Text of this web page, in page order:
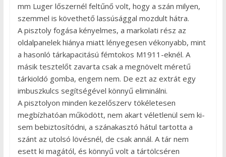
mm Luger lőszernél feltűnő volt, hogy a szán milyen,
szemmel is követhető lassúsággal mozdult hátra.
A pisztoly fogása kényelmes, a markolati rész az
oldalpanelek hiánya miatt lényegesen vékonyabb, mint
a hasonló tárkapacitású fémtokos M1911-eknél. A
másik tesztelőt zavarta csak a megnövelt méretű
tárkioldó gomba, engem nem. De ezt az extrát egy
imbuszkulcs segítségével könnyű eliminálni.
A pisztolyon minden kezelőszerv tökéletesen
megbízhatóan működött, nem akart véletlenül sem ki-
sem bebiztosítódni, a szánakasztó hátul tartotta a
szánt az utolsó lövésnél, de csak annál. A tár nem
esett ki magától, és könnyű volt a tártölcséren